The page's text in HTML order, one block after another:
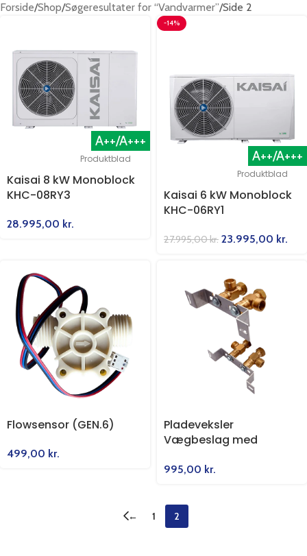
Forside Shop Søgeresultater for “Vandvarmer” Side 2
A++/A+++
Produktblad
Kaisai 8 kW Monoblock
KHC-08RY3
28.995,00 kr.
-14%
A++/A+++
Produktblad
Kaisai 6 kW Monoblock
KHC-06RY1
27.995,00kr. 23.995,00 kr.
Flowsensor (GEN.6)
499,00 kr.
Pladeveksler
Vægbeslag med
995,00 kr.
← 1 2